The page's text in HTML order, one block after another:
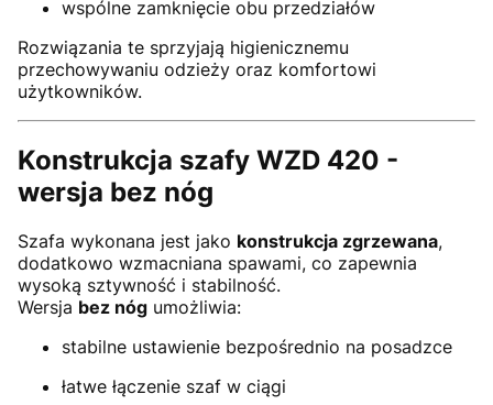
wspólne zamknięcie obu przedziałów
Rozwiązania te sprzyjają higienicznemu
przechowywaniu odzieży oraz komfortowi
użytkowników.
Konstrukcja szafy WZD 420 -
wersja bez nóg
Szafa wykonana jest jako konstrukcja zgrzewana,
dodatkowo wzmacniana spawami, co zapewnia
wysoką sztywność i stabilność.
Wersja bez nóg umożliwia:
stabilne ustawienie bezpośrednio na posadzce
łatwe łączenie szaf w ciągi